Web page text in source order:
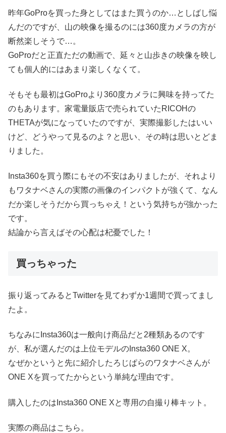
昨年GoProを買った身としてはまた買うのか…としばし悩
んだのですが、山の映像を撮るのには360度カメラの方が
断然楽しそうで…。
GoProだと正直ただの動画で、延々と山歩きの映像を映し
ても個人的にはあまり楽しくなくて。
そもそも最初はGoProより360度カメラに興味を持ってた
のもあります。家電量販店で売られていたRICOHの
THETAが気になっていたのですが、実際撮影したはいい
けど、どうやって見るのよ？と思い、その時は思いとどま
りました。
Insta360を買う際にもその不安はありましたが、それより
もワタナベさんの実際の画像のインパクトが強くて、なん
だか楽しそうだから買っちゃえ！という気持ちが強かった
です。
結論から言えばその心配は杞憂でした！
買っちゃった
振り返ってみるとTwitterを見てわずか1週間で買ってまし
たよ。
ちなみにInsta360は一般向け商品だと2種類あるのです
が、私が選んだのは上位モデルのInsta360 ONE X。
なぜかというと先に紹介したろじぱらのワタナベさんが
ONE Xを買ってたからという単純な理由です。
購入したのはInsta360 ONE Xと専用の自撮り棒キット。
実際の商品はこちら。